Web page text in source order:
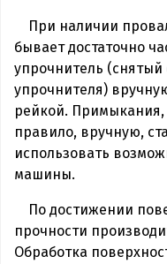
При наличии
бывает достаточно
упрочнитель (снятый
упрочнителя)
рейкой. Примыкания,
правило, вручную,
использовать
машины.
По достижении
прочности
Обработка